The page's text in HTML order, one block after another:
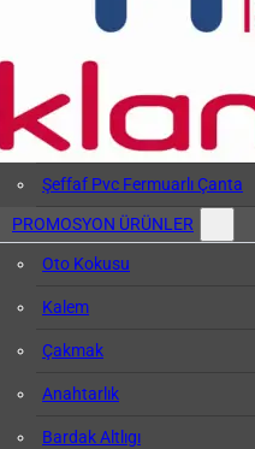
Pvc Sözlük Kabı
Şeffaf Pvc Kart Kılıfı
Şeffaf Pvc Fermuarlı Çanta
PROMOSYON ÜRÜNLER
Oto Kokusu
Kalem
Çakmak
Anahtarlık
Bardak Altlıgı